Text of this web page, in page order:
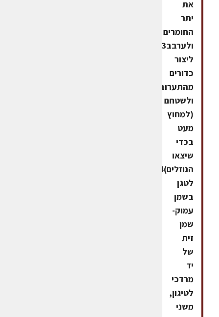
את
יתר
החומרים
ליצור
כדורים
מהתערובת
ולשטחם
(למחוץ
מעט
בכדי
שיצאו
לטגן
בשמן
עמוק-
שמן
זית
של
יד
מרדכי
לטיגון,
משני